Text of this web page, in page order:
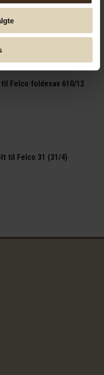
2/16
Felco foldesav 610/12
til Felco 31 (31/4)